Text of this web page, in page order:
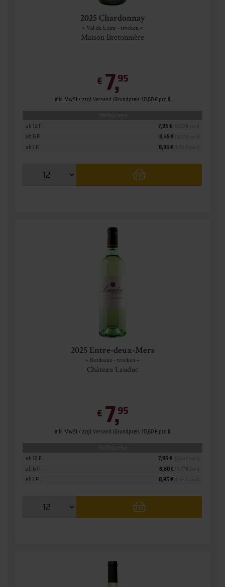
2025 Chardonnay
» Val de Loire - trocken «
Maison Bretonnière
€ 7,95
inkl. MwSt. / zzgl.Versand (Grundpreis: 10,60 € pro l)
ab 1 Fl. 8,95 €
ab 6 Fl. 8,45 €
ab 12 Fl. 7,95 €
2025 Entre-deux-Mers
» Bordeaux - trocken «
Château Lauduc
€ 7,95
inkl. MwSt. / zzgl.Versand (Grundpreis: 10,60 € pro l)
ab 1 Fl. 8,95 €
ab 6 Fl. 8,60 €
ab 12 Fl. 7,95 €